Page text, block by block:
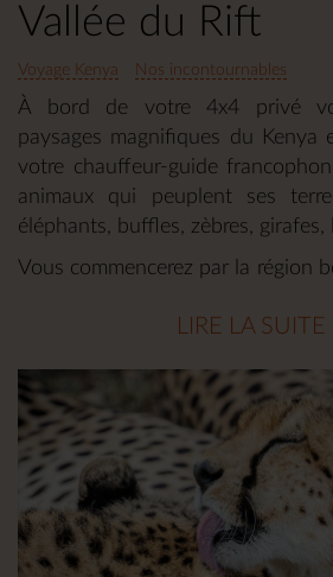
Vallée du Rift
Voyage Kenya Nos incontournables
À bord de votre 4x4 privé
paysages magnifiques du Kenya
votre chauffeur-guide
animaux qui peuplent ses
éléphants, buffles, zèbres, girafes,
Vous commencerez par la région
Samburu, une petite oasis
quitterez les girafes réticulées
peuplent ces terres semi-
rencontre des rhinocéros et
concession privée d’Ol Pejeta.
rejoindrez la Vallée du Grand
vous terminerez ce voyage
mythique réserve de Masai Mara.
LIRE LA SUITE